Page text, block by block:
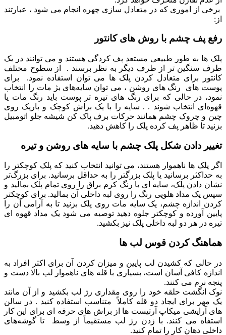
برخی از اموری که در متعادل سازی چهره انجام می شود ، عبارتند
از:
رفع پف چشم با روش های کانتور
پلک ‌ها به ‌طور طبیعی مستعد پف ‌کردگی هستند و می ‌توانند در یک
طرف سنگین‌ تر از طرف دیگر به نظر برسند . از سطوح مختلف
کانتور برای متعادل کردن پلک ها می توان استفاده نمود. برای
پوست های رنگ‌ های روشن ، می ‌توان سایه‌های بژ مات را انتخاب
نمود، در حالی که برای رنگ‌ های تیره تر پوست باید رنگ مات یا
قهوه‌ای انتخاب شوند . . سایه را با یک براش کوچک و باریک روی
چین و چروک چشم همانند حرکات برف پاک کن شیشه جلو اتومبیل
بزنید تا ظاهر پف کرده پلک را کاهش دهید.
تغییر دادن شکل پلک چشم با سایه های روشن و تیره
اگر پلک ها ناهموار هستند، می توانید انتخاب کنید که پلک کوچکتر را
به حداکثر برسانید یا پلک بزرگتر را به حداقل برسانید. برای بزرگ‌تر
نشان دادن پلک، سایه ای با رنگ کرم براق را روی تمام پلک بمالید و
سپس یک مداد هلویی رنگ را روی لبه داخلی آن بمالید. برای کوچکتر
کردن اندازه چشم، یک سایه مات روی پلک بزنید تا به آرامی آن را
پایین آورده و کوچکتر جلوه دهید توصیه می شود یک مداد قهوه ای
تیره در هر دو لبه داخلی پلک نیز بکشید.
هماهنگ کردن قوس لب ها
در حالی که کشیدن لب پایین و میزان کردن آن برای اکثر افراد به
اندازه کافی آسان است، بسیاری با قله های ناهموار لب بالا دست و
پنجه نرم می کنند.
نوک انگشت حلقه خود را روی مقداری رژ لب بکشید و از آن مانند
یک مهر برای ایجاد دو قله کاملاً متناسب استفاده کنید . در سالن
های آرایشی میکاپ آرتیست ها از براش های حرفه ای برای این کار
استفاه می کنند. با زدن رژ لب مستقیماً از وسط تا گوشه‌های
داخلی دهان کار را تمام کنید.